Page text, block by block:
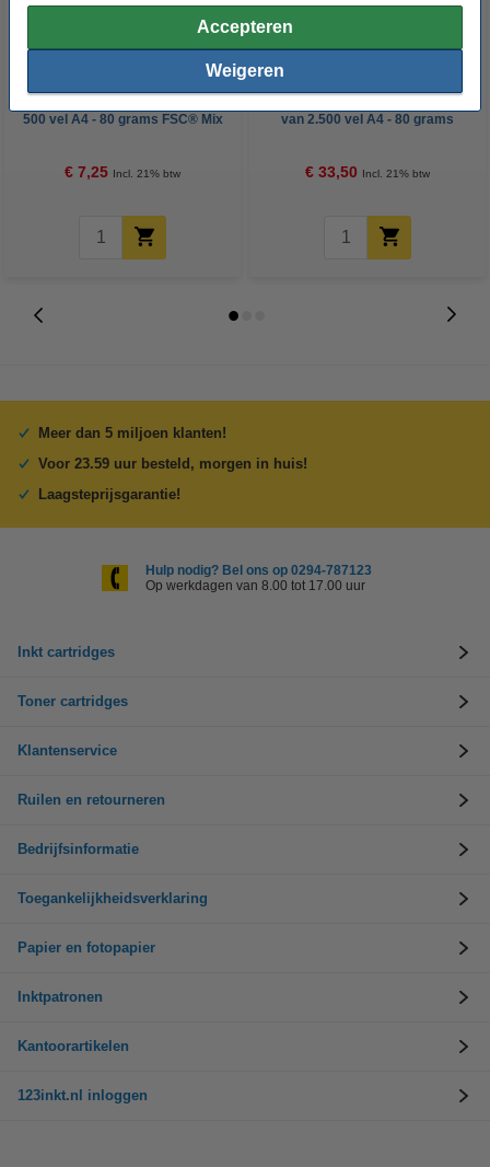
Accepteren
Weigeren
123inkt kopieerpapier 1 pak van
500 vel A4 - 80 grams FSC® Mix
€ 7,25 Incl. 21% btw
123inkt kopieerpapier 1 doos
van 2.500 vel A4 - 80 grams
€ 33,50 Incl. 21% btw
Meer dan 5 miljoen klanten!
Voor 23.59 uur besteld, morgen in huis!
Laagsteprijsgarantie!
Hulp nodig? Bel ons op 0294-787123
Op werkdagen van 8.00 tot 17.00 uur
Inkt cartridges
Toner cartridges
Klantenservice
Ruilen en retourneren
Bedrijfsinformatie
Toegankelijkheidsverklaring
Papier en fotopapier
Inktpatronen
Kantoorartikelen
123inkt.nl inloggen